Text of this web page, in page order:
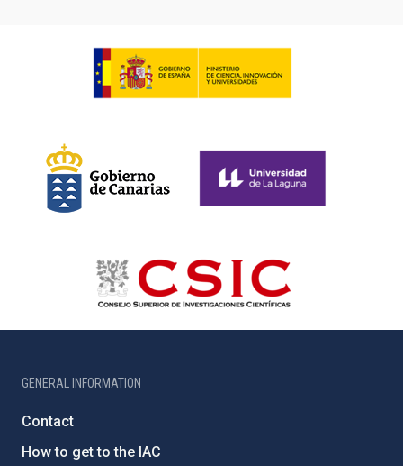
GENERAL INFORMATION
Contact
How to get to the IAC